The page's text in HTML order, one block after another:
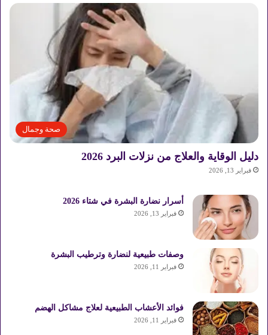
صحة وجمال
دليل الوقاية والعلاج من نزلات البرد 2026
فبراير 13, 2026
أسرار نضارة البشرة في شتاء 2026
فبراير 13, 2026
وصفات طبيعية لنضارة وترطيب البشرة
فبراير 11, 2026
فوائد الأعشاب الطبيعية لعلاج مشاكل الهضم
فبراير 11, 2026